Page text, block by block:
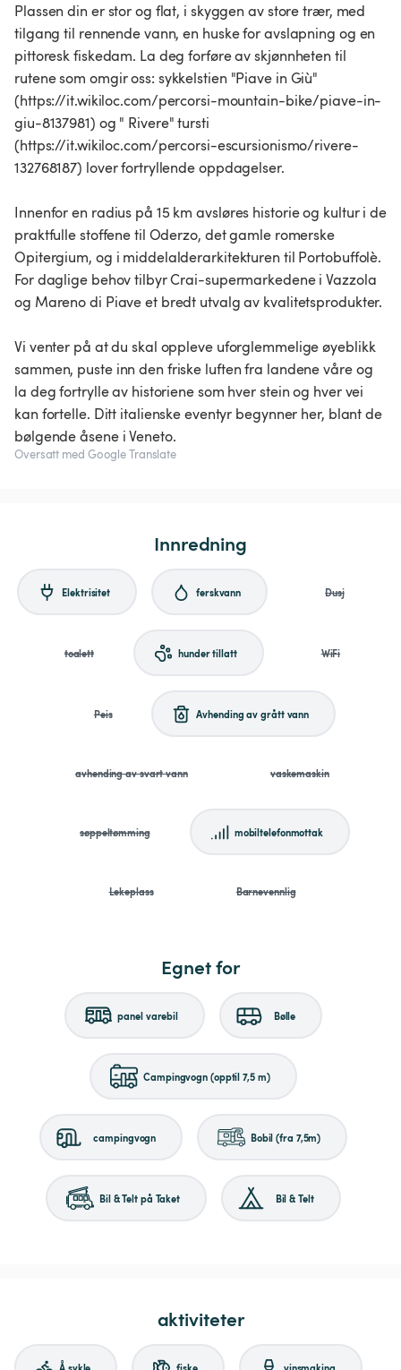
Plassen din er stor og flat, i skyggen av store trær, med
tilgang til rennende vann, en huske for avslapning og en
pittoresk fiskedam. La deg forføre av skjønnheten til
rutene som omgir oss: sykkelstien "Piave in Giù"
(https://it.wikiloc.com/percorsi-mountain-bike/piave-in-
giu-8137981) og " Rivere" tursti
(https://it.wikiloc.com/percorsi-escursionismo/rivere-
132768187) lover fortryllende oppdagelser.
Innenfor en radius på 15 km avsløres historie og kultur i de
praktfulle stoffene til Oderzo, det gamle romerske
Opitergium, og i middelalderarkitekturen til Portobuffolè.
For daglige behov tilbyr Crai-supermarkedene i Vazzola
og Mareno di Piave et bredt utvalg av kvalitetsprodukter.
Vi venter på at du skal oppleve uforglemmelige øyeblikk
sammen, puste inn den friske luften fra landene våre og
la deg fortrylle av historiene som hver stein og hver vei
kan fortelle. Ditt italienske eventyr begynner her, blant de
bølgende åsene i Veneto.
Oversatt med Google Translate
Innredning
Elektrisitet ferskvann Dusj
toalett hunder tillatt WiFi
Peis Avhending av grått vann
avhending av svart vann vaskemaskin
søppeltømming mobiltelefonmottak
Lekeplass Barnevennlig
Egnet for
panel varebil Bølle
Campingvogn (opptil 7,5 m)
campingvogn Bobil (fra 7,5m)
Bil & Telt på Taket Bil & Telt
aktiviteter
Å sykle fiske vinsmaking